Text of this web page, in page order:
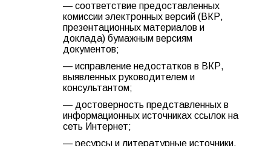
— соответствие предоставленных
комиссии электронных версий (ВКР,
презентационных материалов и
доклада) бумажным версиям
документов;
— исправление недостатков в ВКР,
выявленных руководителем и
консультантом;
— достоверность представленных в
информационных источниках ссылок на
сеть Интернет;
— ресурсы и литературные источники.